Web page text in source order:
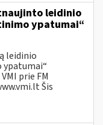
leidinio
ypatumai“
leidinio
prie FM
Šis